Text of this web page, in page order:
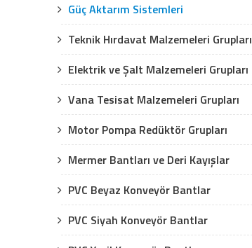
Güç Aktarım Sistemleri
Teknik Hırdavat Malzemeleri Grupları
Elektrik ve Şalt Malzemeleri Grupları
Vana Tesisat Malzemeleri Grupları
Motor Pompa Redüktör Grupları
Mermer Bantları ve Deri Kayışlar
PVC Beyaz Konveyör Bantlar
PVC Siyah Konveyör Bantlar